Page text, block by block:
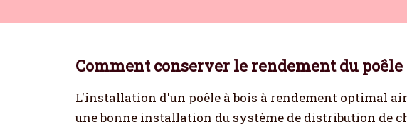
Comment conserver le rendement du poêle
L'installation d'un poêle à bois à rendement optimal
une bonne installation du système de distribution de